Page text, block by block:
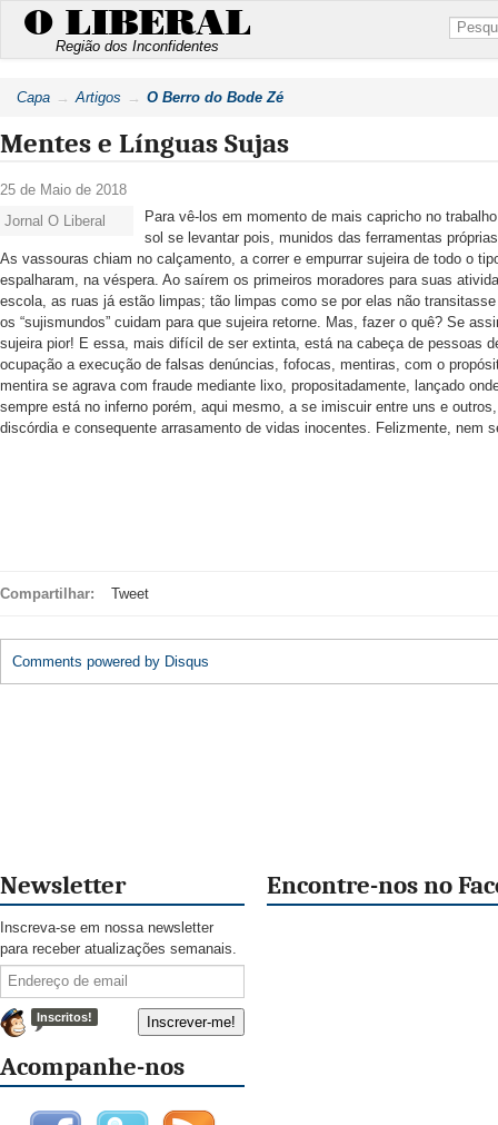
O LIBERAL
Região dos Inconfidentes
Capa Artigos O Berro do Bode Zé
Mentes e Línguas Sujas
25 de Maio de 2018
Jornal O Liberal
Para vê-los em momento de mais capricho no
sol se levantar pois, munidos das ferramentas
As vassouras chiam no calçamento, a correr e empurrar sujeira de todo o
espalharam, na véspera. Ao saírem os primeiros moradores para suas
escola, as ruas já estão limpas; tão limpas como se por elas não
os “sujismundos” cuidam para que sujeira retorne. Mas, fazer o quê? Se
sujeira pior! E essa, mais difícil de ser extinta, está na cabeça de pessoas
ocupação a execução de falsas denúncias, fofocas, mentiras, com o
mentira se agrava com fraude mediante lixo, propositadamente, lançado
sempre está no inferno porém, aqui mesmo, a se imiscuir entre uns e
discórdia e consequente arrasamento de vidas inocentes. Felizmente, nem
Compartilhar: Tweet
Comments powered by Disqus
Newsletter
Inscreva-se em nossa newsletter
para receber atualizações semanais.
Inscritos!
Acompanhe-nos
Encontre-nos no